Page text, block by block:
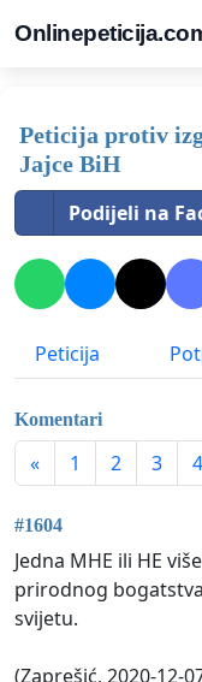
Peticija protiv
Jajce BiH
Podijeli na
Peticija
Komentari
« 1 2 3 4
#1604
Jedna MHE ili HE
prirodnog
svijetu.
(Zaprešić, 2020-12-